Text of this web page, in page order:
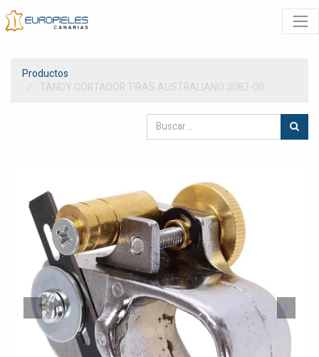
Productos
TANDY CORTADOR TIRAS AUSTRALIANO 3082-00